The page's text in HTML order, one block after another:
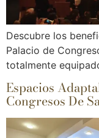
Descubre los
Palacio de
totalmente
Espacios
Congresos De